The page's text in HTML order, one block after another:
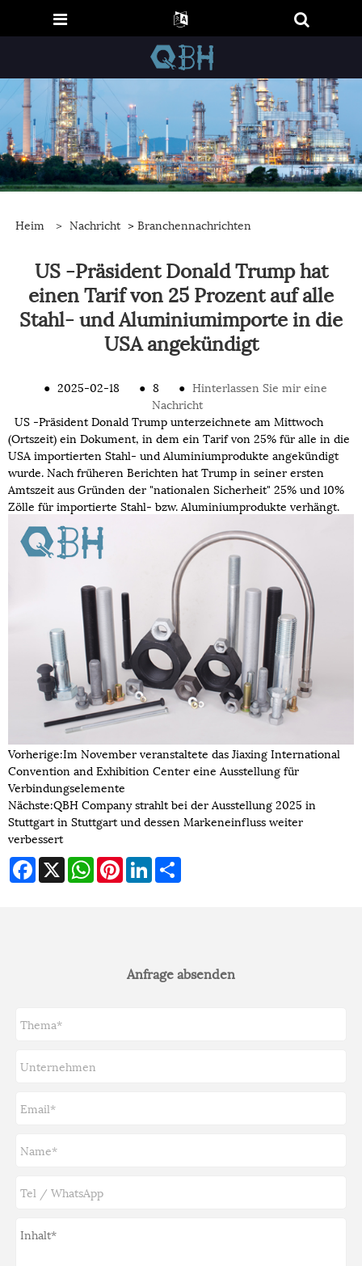
Heim > Nachricht > Branchennachrichten
US -Präsident Donald Trump hat
einen Tarif von 25 Prozent auf alle
Stahl- und Aluminiumimporte in die
USA angekündigt
● 2025-02-18 ● 8 ● Hinterlassen Sie mir eine
Nachricht
US -Präsident Donald Trump unterzeichnete am Mittwoch
(Ortszeit) ein Dokument, in dem ein Tarif von 25% für alle in die
USA importierten Stahl- und Aluminiumprodukte angekündigt
wurde. Nach früheren Berichten hat Trump in seiner ersten
Amtszeit aus Gründen der "nationalen Sicherheit" 25% und 10%
Zölle für importierte Stahl- bzw. Aluminiumprodukte verhängt.
Vorherige:Im November veranstaltete das Jiaxing International
Convention and Exhibition Center eine Ausstellung für
Verbindungselemente
Nächste:QBH Company strahlt bei der Ausstellung 2025 in
Stuttgart in Stuttgart und dessen Markeneinfluss weiter
verbessert
Facebook
X WhatsAppPinterestLinkedIn
Anfrage absenden